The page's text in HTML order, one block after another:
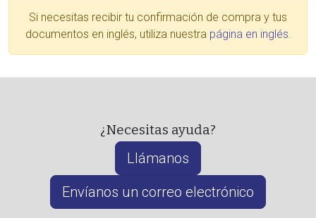
Si necesitas recibir tu confirmación de compra y tus
documentos en inglés, utiliza nuestra página en inglés.
¿Necesitas ayuda?
Llámanos
Envíanos un correo electrónico